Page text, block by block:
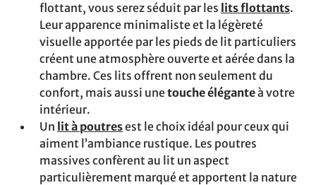
flottant, vous serez séduit par les lits flottants.
Leur apparence minimaliste et la légèreté
visuelle apportée par les pieds de lit particuliers
créent une atmosphère ouverte et aérée dans la
chambre. Ces lits offrent non seulement du
confort, mais aussi unetouche éléganteà votre
intérieur.
Un lit à poutresest le choix idéal pour ceux qui
aiment l’ambiance rustique. Les poutres
massives confèrent au lit un aspect
particulièrement marqué et apportent la nature